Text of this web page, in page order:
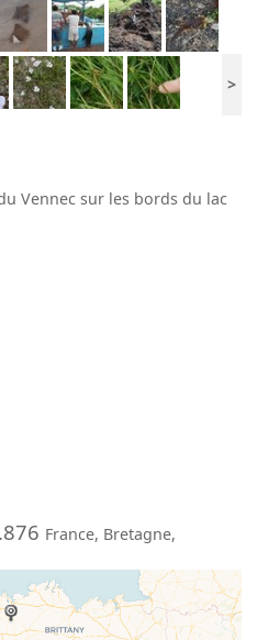
>
Vennec sur les bords du lac
France, Bretagne,